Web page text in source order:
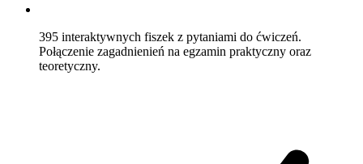
395 interaktywnych fiszek z pytaniami do ćwiczeń.
Połączenie zagadnienień na egzamin praktyczny oraz
teoretyczny.